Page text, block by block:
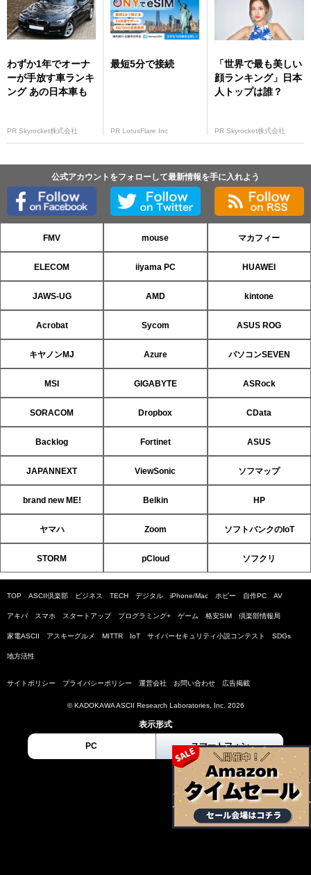
わずか1年でオーナ
ーが手放す車ランキ
ング あの日本車も
PR Skyrocket株式会社
最短5分で接続
PR LotusFlare Inc
「世界で最も美しい
顔ランキング」日本
人トップは誰？
PR Skyrocket株式会社
公式アカウントをフォローして最新情報を手に入れよう
FMV mouse マカフィー
ELECOM iiyama PC HUAWEI
JAWS-UG AMD kintone
Acrobat Sycom ASUS ROG
キヤノンMJ Azure パソコンSEVEN
MSI GIGABYTE ASRock
SORACOM Dropbox CData
Backlog Fortinet ASUS
JAPANNEXT ViewSonic ソフマップ
brand new ME! Belkin HP
ヤマハ Zoom ソフトバンクのIoT
STORM pCloud ソフクリ
TOP ASCII倶楽部 ビジネス TECH デジタル iPhone/Mac ホビー 自作PC AV
アキバ スマホ スタートアップ プログラミング+ ゲーム 格安SIM 倶楽部情報局
家電ASCII アスキーグルメ MITTR IoT サイバーセキュリティ小説コンテスト SDGs
地方活性
サイトポリシー プライバシーポリシー 運営会社 お問い合わせ 広告掲載
© KADOKAWA ASCII Research Laboratories, Inc. 2026
表示形式
PC スマートフォン